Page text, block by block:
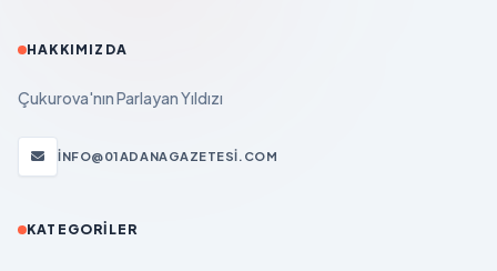
HAKKIMIZDA
Çukurova'nın Parlayan Yıldızı
INFO@01ADANAGAZETESI.COM
KATEGORILER